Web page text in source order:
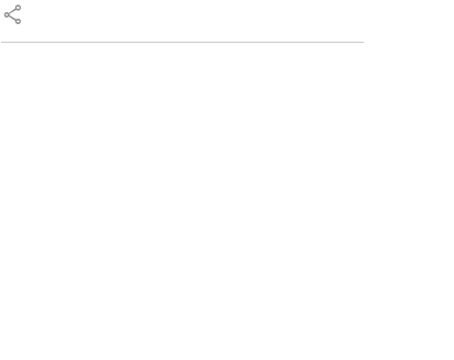
share